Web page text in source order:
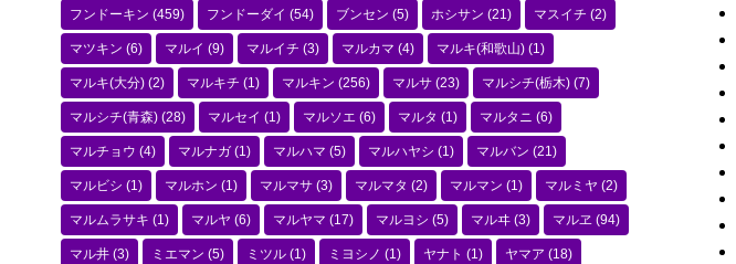
フンドーキン (459) フンドーダイ (54) ブンセン (5) ホシサン (21) マスイチ (2)
マツキン (6) マルイ (9) マルイチ (3) マルカマ (4) マルキ(和歌山) (1)
マルキ(大分) (2) マルキチ (1) マルキン (256) マルサ (23) マルシチ(栃木) (7)
マルシチ(青森) (28) マルセイ (1) マルソエ (6) マルタ (1) マルタニ (6)
マルチョウ (4) マルナガ (1) マルハマ (5) マルハヤシ (1) マルバン (21)
マルビシ (1) マルホン (1) マルマサ (3) マルマタ (2) マルマン (1) マルミヤ (2)
マルムラサキ (1) マルヤ (6) マルヤマ (17) マルヨシ (5) マルヰ (3) マルヱ (94)
マル井 (3) ミエマン (5) ミツル (1) ミヨシノ (1) ヤナト (1) ヤマア (18)